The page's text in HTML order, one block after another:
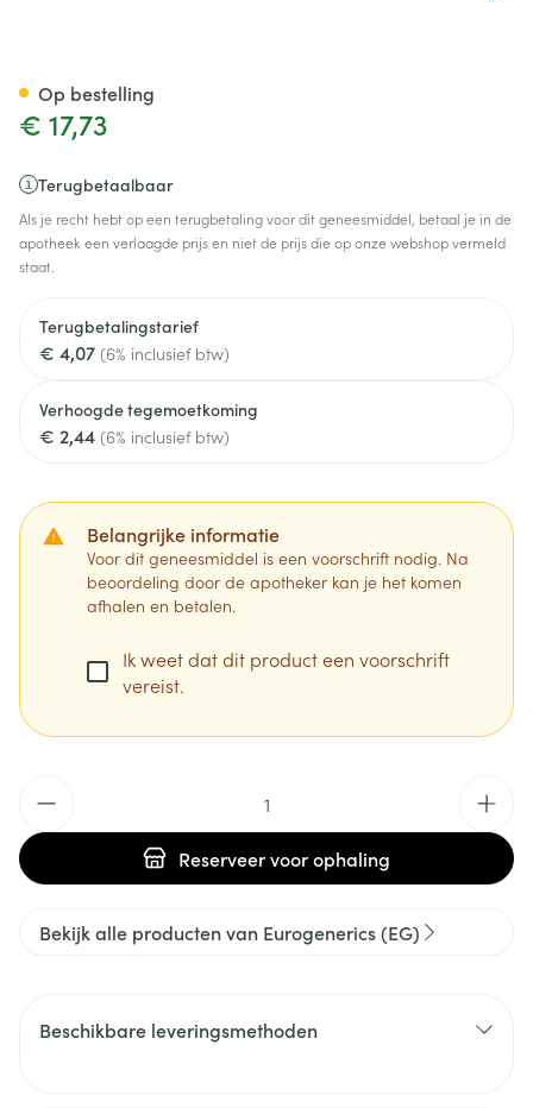
€ 17,73
Terugbetaalbaar
Als je recht hebt op een terugbetaling voor dit geneesmiddel, betaal je in de
apotheek een verlaagde prijs en niet de prijs die op onze webshop vermeld
staat.
Terugbetalingstarief
€ 4,07 (6% inclusief btw)
Verhoogde tegemoetkoming
€ 2,44 (6% inclusief btw)
Belangrijke informatie
Voor dit geneesmiddel is een voorschrift nodig. Na
beoordeling door de apotheker kan je het komen
afhalen en betalen.
Ik weet dat dit product een voorschrift
vereist.
Reserveervoor ophaling
Op bestelling
Bekijk alle producten van Eurogenerics (EG)
Beschikbare leveringsmethoden